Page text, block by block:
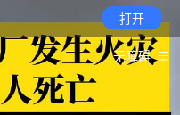
打开
无障碍